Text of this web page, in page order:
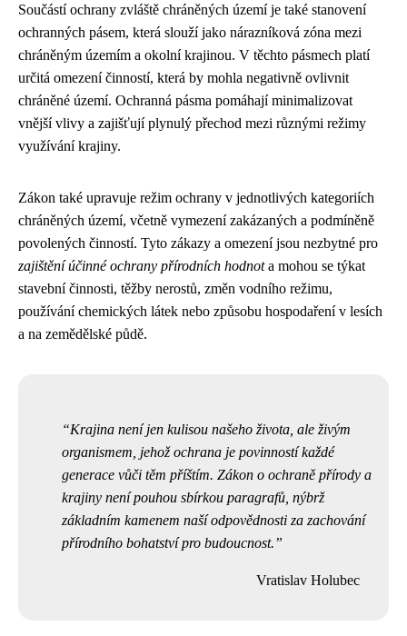
Součástí ochrany zvláště chráněných území je také stanovení
ochranných pásem, která slouží jako nárazníková zóna mezi
chráněným územím a okolní krajinou. V těchto pásmech platí
určitá omezení činností, která by mohla negativně ovlivnit
chráněné území. Ochranná pásma pomáhají minimalizovat
vnější vlivy a zajišťují plynulý přechod mezi různými režimy
využívání krajiny.
Zákon také upravuje režim ochrany v jednotlivých kategoriích
chráněných území, včetně vymezení zakázaných a podmíněně
povolených činností. Tyto zákazy a omezení jsou nezbytné pro
zajištění účinné ochrany přírodních hodnota mohou se týkat
stavební činnosti, těžby nerostů, změn vodního režimu,
používání chemických látek nebo způsobu hospodaření v lesích
a na zemědělské půdě.
Krajina není jen kulisou našeho života, ale živým
organismem, jehož ochrana je povinností každé
generace vůči těm příštím. Zákon o ochraně přírody a
krajiny není pouhou sbírkou paragrafů, nýbrž
základním kamenem naší odpovědnosti za zachování
přírodního bohatství pro budoucnost.
Vratislav Holubec